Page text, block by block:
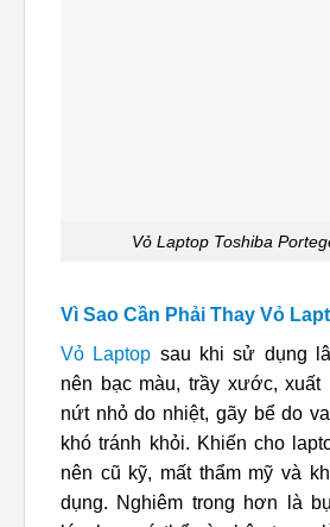
Vỏ Laptop Toshiba
Vì Sao Cần Phải Thay Vỏ
Vỏ Laptop sau khi sử dụng
nên bạc màu, trầy xước, xuất
nứt nhỏ do nhiệt, gãy bể do
khó tránh khỏi. Khiến cho
nên cũ kỹ, mất thẩm mỹ và
dụng. Nghiêm trong hơn là